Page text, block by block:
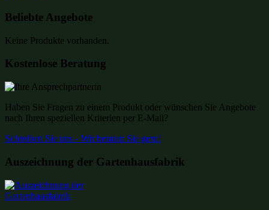
Beliebte Angebote
Keine Produkte vorhanden.
Kostenlose Beratung
Haben Sie Fragen zu einem Produkt oder wünschen Sie Angebote
nach Ihren speziellen Kriterien per E-Mail?
Schreiben Sie uns - Wir beraten Sie gern!
Auszeichnung der Gartenhausfabrik